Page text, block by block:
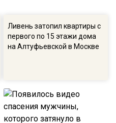
Ливень затопил квартиры с
первого по 15 этажи дома
на Алтуфьевской в Москве